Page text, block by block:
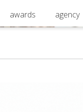
awards agency